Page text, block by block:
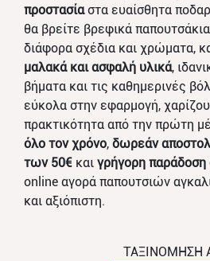
προστασίαστα ευαίσθητα
θα βρείτε βρεφικά
διάφορα σχέδια και χρώματα,
μαλακά και ασφαλή υλικά,
βήματα και τις καθημερινές
εύκολα στην εφαρμογή,
πρακτικότητα από την πρώτη
όλο τον χρόνο, δωρεάν
των 50€ και γρήγορη
online αγορά παπουτσιών
και αξιόπιστη.
ΤΑΞΙΝΟΜΗΣΗ